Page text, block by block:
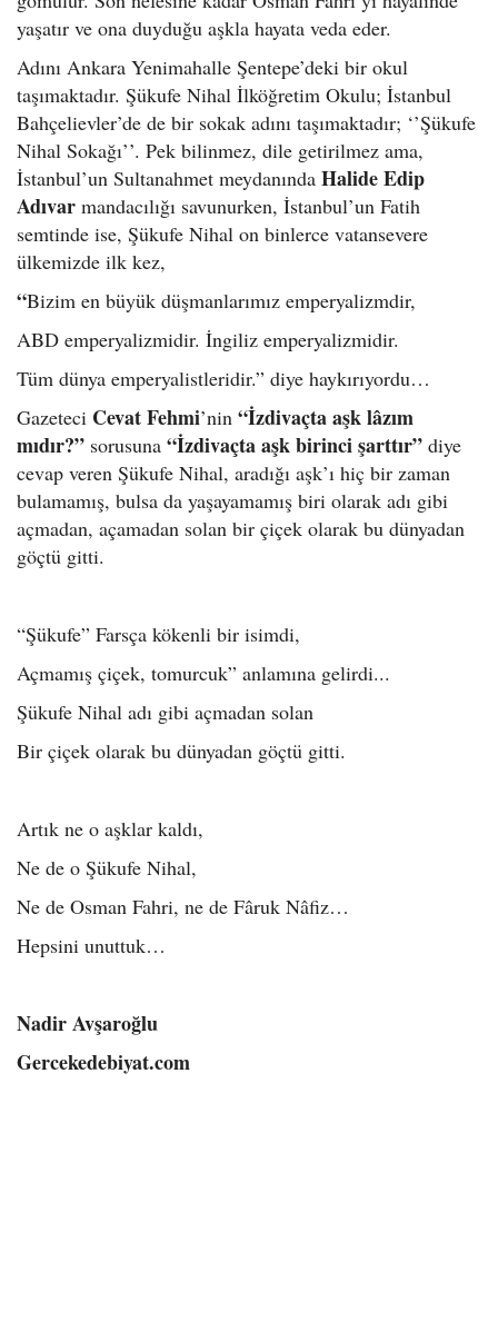
yaşatır ve ona duyduğu aşkla hayata veda eder.
Adını Ankara Yenimahalle Şentepe’deki bir okul
taşımaktadır. Şükufe Nihal İlköğretim Okulu; İstanbul
Bahçelievler’de de bir sokak adını taşımaktadır; ‘’Şükufe
Nihal Sokağı’’. Pek bilinmez, dile getirilmez ama,
İstanbul’un Sultanahmet meydanında Halide Edip
Adıvar mandacılığı savunurken, İstanbul’un Fatih
semtinde ise, Şükufe Nihal on binlerce vatansevere
ülkemizde ilk kez,
“Bizim en büyük düşmanlarımız emperyalizmdir,
ABD emperyalizmidir. İngiliz emperyalizmidir.
Tüm dünya emperyalistleridir.” diye haykırıyordu…
Gazeteci Cevat Fehmi’nin “İzdivaçta aşk lâzım
mıdır?” sorusuna “İzdivaçta aşk birinci şarttır” diye
cevap veren Şükufe Nihal, aradığı aşk’ı hiç bir zaman
bulamamış, bulsa da yaşayamamış biri olarak adı gibi
açmadan, açamadan solan bir çiçek olarak bu dünyadan
göçtü gitti.
“Şükufe” Farsça kökenli bir isimdi,
Açmamış çiçek, tomurcuk” anlamına gelirdi...
Şükufe Nihal adı gibi açmadan solan
Bir çiçek olarak bu dünyadan göçtü gitti.
Artık ne o aşklar kaldı,
Ne de o Şükufe Nihal,
Ne de Osman Fahri, ne de Fâruk Nâfiz…
Hepsini unuttuk…
Nadir Avşaroğlu
Gercekedebiyat.com